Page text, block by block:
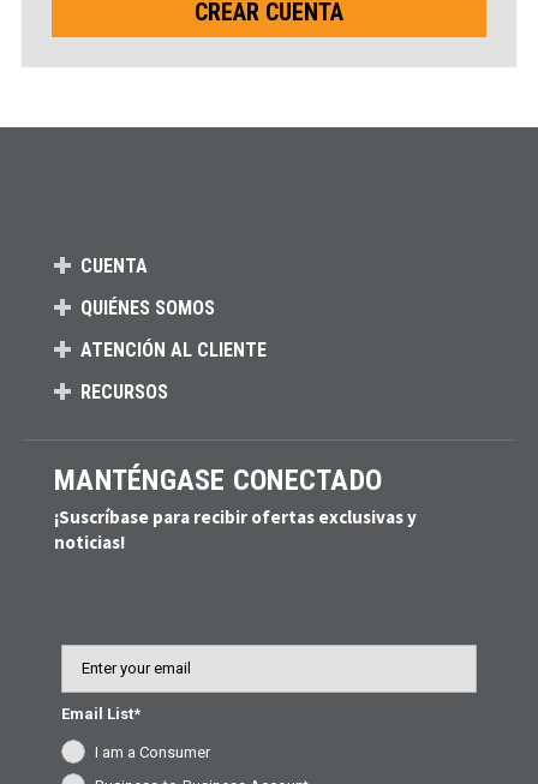
CREAR CUENTA
CUENTA
QUIÉNES SOMOS
ATENCIÓN AL CLIENTE
RECURSOS
MANTÉNGASE CONECTADO
¡Suscríbase para recibir ofertas exclusivas y
noticias!
Email List*
I am a Consumer